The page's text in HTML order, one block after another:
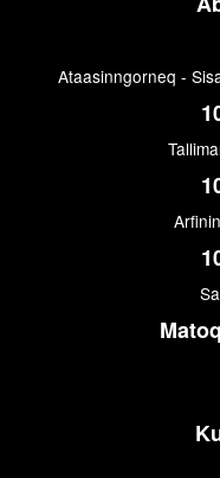
Ataasinngorneq -